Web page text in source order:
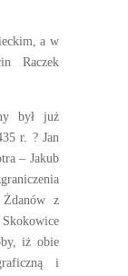
a w
Raczek
był już
r. ? Jan
– Jakub
Żdanów z
iż obie
i